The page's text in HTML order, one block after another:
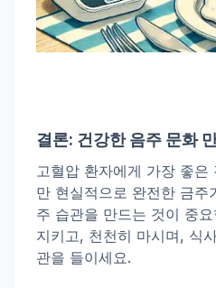
결론: 건강한 음주 문화
고혈압 환자에게 가장 좋은
만 현실적으로 완전한 금주
주 습관을 만드는 것이 중
지키고, 천천히 마시며, 식
관을 들이세요.